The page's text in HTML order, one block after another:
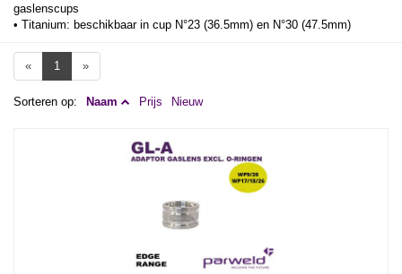
gaslenscups
• Titanium: beschikbaar in cup N°23 (36.5mm) en N°30 (47.5mm)
« 1 »
Sorteren op: Naam Prijs Nieuw